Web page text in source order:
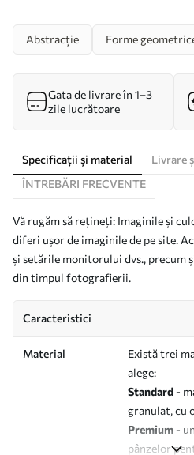
Abstracție Forme
Gata de livrare în 1–3
zile lucrătoare
Specificații și material
Livrare
ÎNTREBĂRI FRECVENTE
Vă rugăm să rețineți: Imaginile și
diferi ușor de imaginile de pe site.
și setările monitorului dvs., precum
din timpul fotografierii.
Caracteristici
Material
Există trei
alege:
Standard -
granulat, cu
Premium -
pânzelor